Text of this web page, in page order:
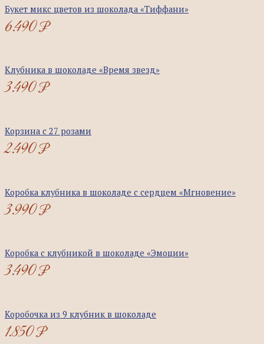
Букет микс цветов из шоколада «Тиффани»
6.490₽
Клубника в шоколаде «Время звезд»
3.490₽
Корзина с 27 розами
2.490₽
Коробка клубника в шоколаде с сердцем «Мгновение»
3.990₽
Коробка с клубникой в шоколаде «Эмоции»
3.490₽
Коробочка из 9 клубник в шоколаде
1.850₽